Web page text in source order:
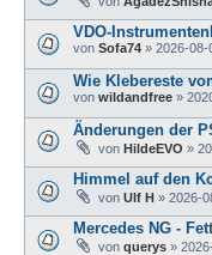
VDO-
von Sofa74 » 2026-08-
Wie Klebereste
von wildandfree »
Änderungen der
von HildeEVO »
Himmel auf den
von Ulf H » 2026-
Mercedes NG -
von querys »